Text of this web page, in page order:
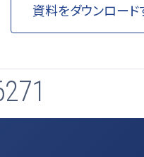
資料をダウンロード